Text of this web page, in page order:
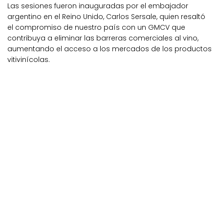
Las sesiones fueron inauguradas por el embajador
argentino en el Reino Unido, Carlos Sersale, quien resaltó
el compromiso de nuestro país con un GMCV que
contribuya a eliminar las barreras comerciales al vino,
aumentando el acceso a los mercados de los productos
vitivinícolas.